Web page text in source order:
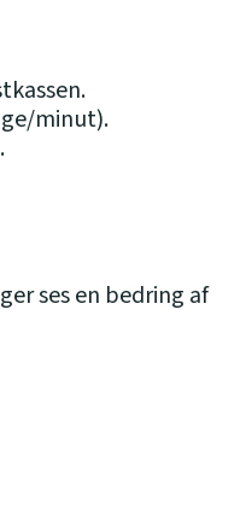
minut).
ses en bedring af